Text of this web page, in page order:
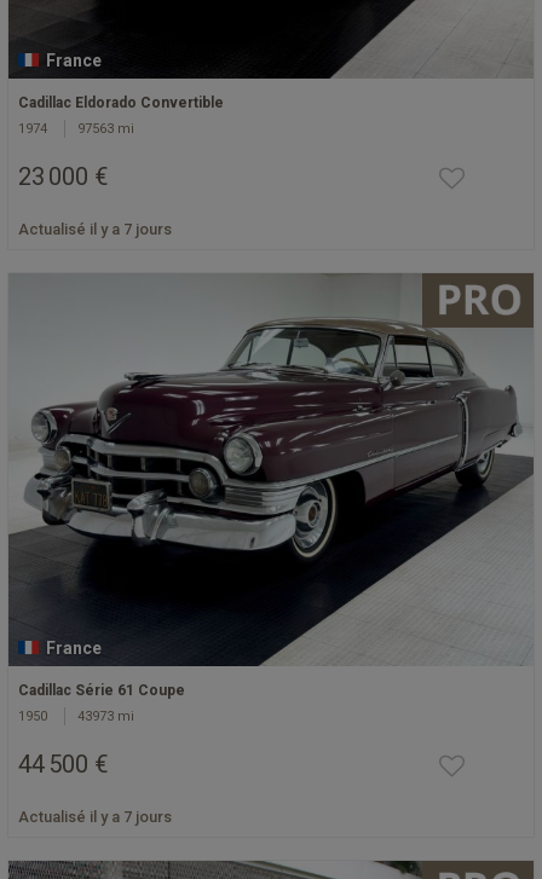
France
Cadillac Eldorado Convertible
1974 97563 mi
23 000 €
Actualisé il y a 7 jours
France
Cadillac Série 61 Coupe
1950 43973 mi
44 500 €
Actualisé il y a 7 jours